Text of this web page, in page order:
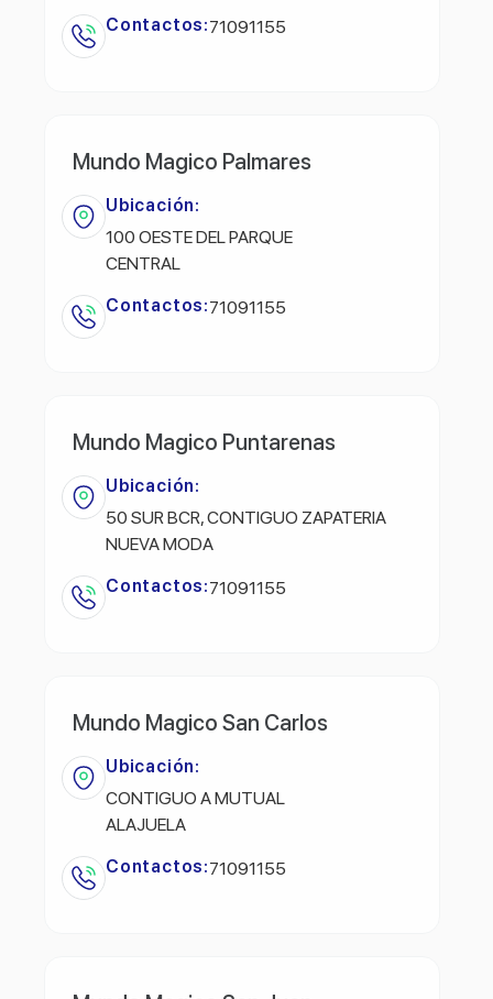
Contactos:71091155
Mundo Magico Palmares
Ubicación:
100 OESTE DEL PARQUE
CENTRAL
Contactos:71091155
Mundo Magico Puntarenas
Ubicación:
50 SUR BCR, CONTIGUO ZAPATERIA
NUEVA MODA
Contactos:71091155
Mundo Magico San Carlos
Ubicación:
CONTIGUO A MUTUAL
ALAJUELA
Contactos:71091155